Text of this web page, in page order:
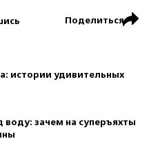
Поделиться
истории удивительных
воду: зачем на суперъяхты